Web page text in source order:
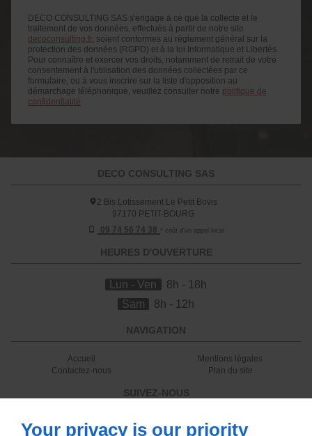
DECO CONSULTING SAS s'engage à ce que la collecte et le
traitement de vos données, effectués à partir de notre site
decoconsulting.fr, soient conformes au règlement général sur la
protection des données (RGPD) et à la loi Informatique et Libertés.
Pour connaître et exercer vos droits, notamment de retrait de votre
consentement à l'utilisation des données collectées par ce
formulaire, ou à vous inscrire sur la liste d'opposition au
démarchage téléphonique, veuillez consulter notre politique de
confidentialité
DECO CONSULTING SAS
2 Bis Lotissement Le Petit Bovis
97170 PETIT-BOURG
09 74 56 74 38
* coût d'un appel local
HEURES D'OUVERTURE
Lun - Ven
8h - 18h
Sam
8h - 12h
NAVIGATION
Accueil
Contactez-nous
Mentions légales
Plan du site
SUIVEZ-NOUS
Your privacy is our priority